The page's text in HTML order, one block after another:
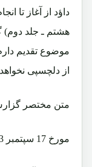
داؤد از آغاز
هشتم ـ جلد دوم)
موضوع تقدیم
از دلچسپی نخواهد
متن مختصر
مورخ 17 سپتمبر 1973